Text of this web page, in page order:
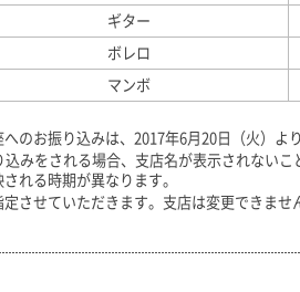
ギター
ボレロ
マンボ
のお振り込みは、2017年6月20日（火）よ
みをされる場合、支店名が表示されないこ
れる時期が異なります。
させていただきます。支店は変更できませ